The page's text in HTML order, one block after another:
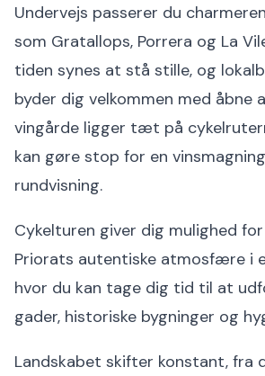
Undervejs passerer du
som Gratallops, Porrera og La
tiden synes at stå stille, og
byder dig velkommen med åbne
vingårde ligger tæt på
kan gøre stop for en
rundvisning.
Cykelturen giver dig mulighed
Priorats autentiske atmosfære i
hvor du kan tage dig tid til at
gader, historiske bygninger og
Landskabet skifter konstant, fra